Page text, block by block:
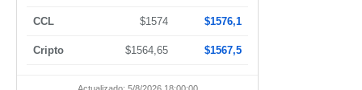
CCL $1574 $1576,1
Cripto $1564,65 $1567,5